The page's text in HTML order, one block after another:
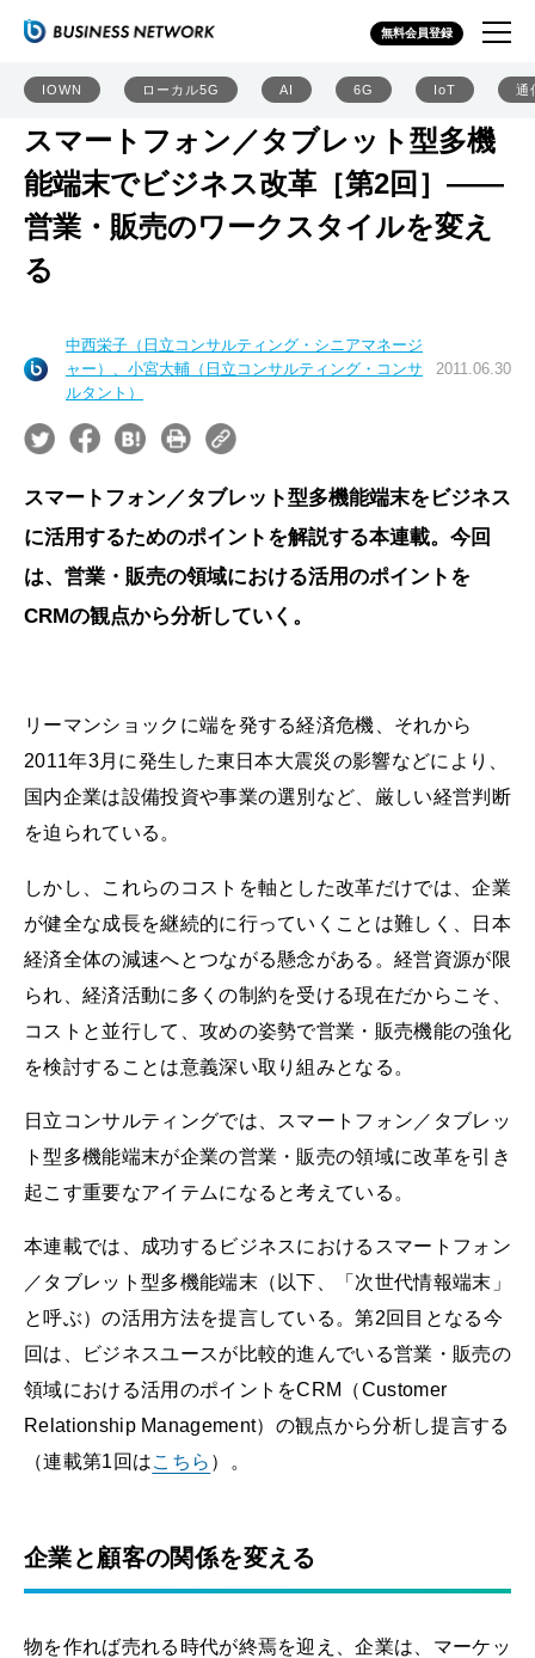
無料会員登録
IOWN ローカル5G AI 6G IoT 通
スマートフォン／タブレット型多機
能端末でビジネス改革［第2回］――
営業・販売のワークスタイルを変え
る
中西栄子（日立コンサルティング・シニアマネージ
ャー）、小宮大輔（日立コンサルティング・コンサ
ルタント）
2011.06.30
スマートフォン／タブレット型多機能端末をビジネス
に活用するためのポイントを解説する本連載。今回
は、営業・販売の領域における活用のポイントを
CRMの観点から分析していく。
リーマンショックに端を発する経済危機、それから
2011年3月に発生した東日本大震災の影響などにより、
国内企業は設備投資や事業の選別など、厳しい経営判断
を迫られている。
しかし、これらのコストを軸とした改革だけでは、企業
が健全な成長を継続的に行っていくことは難しく、日本
経済全体の減速へとつながる懸念がある。経営資源が限
られ、経済活動に多くの制約を受ける現在だからこそ、
コストと並行して、攻めの姿勢で営業・販売機能の強化
を検討することは意義深い取り組みとなる。
日立コンサルティングでは、スマートフォン／タブレッ
ト型多機能端末が企業の営業・販売の領域に改革を引き
起こす重要なアイテムになると考えている。
本連載では、成功するビジネスにおけるスマートフォン
／タブレット型多機能端末（以下、「次世代情報端末」
と呼ぶ）の活用方法を提言している。第2回目となる今
回は、ビジネスユースが比較的進んでいる営業・販売の
領域における活用のポイントをCRM（Customer
Relationship Management）の観点から分析し提言する
（連載第1回はこちら ） 。
企業と顧客の関係を変える
物を作れば売れる時代が終焉を迎え、企業は、マーケッ